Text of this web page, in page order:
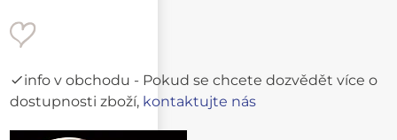
info v obchodu - Pokud se chcete dozvědět více o
dostupnosti zboží, kontaktujte nás